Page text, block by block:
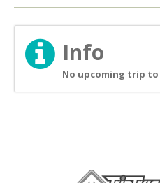
Info
No upcoming trip to